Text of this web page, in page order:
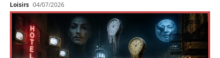
Loisirs 04/07/2026